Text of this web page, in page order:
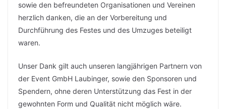
sowie den befreundeten Organisationen und Vereinen
herzlich danken, die an der Vorbereitung und
Durchführung des Festes und des Umzuges beteiligt
waren.
Unser Dank gilt auch unseren langjährigen Partnern von
der Event GmbH Laubinger, sowie den Sponsoren und
Spendern, ohne deren Unterstützung das Fest in der
gewohnten Form und Qualität nicht möglich wäre.